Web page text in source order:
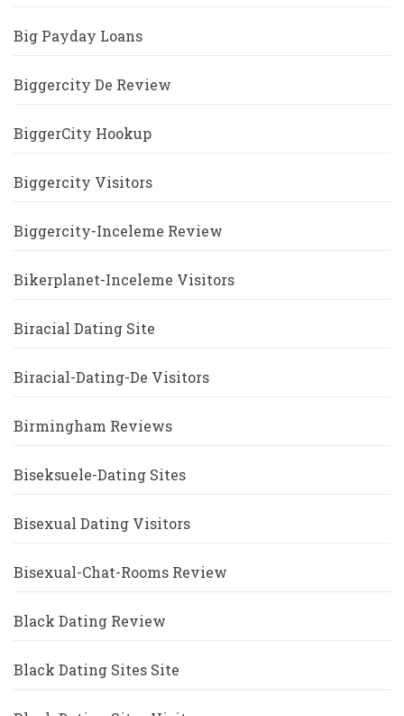
Big Payday Loans
Biggercity De Review
BiggerCity Hookup
Biggercity Visitors
Biggercity-Inceleme Review
Bikerplanet-Inceleme Visitors
Biracial Dating Site
Biracial-Dating-De Visitors
Birmingham Reviews
Biseksuele-Dating Sites
Bisexual Dating Visitors
Bisexual-Chat-Rooms Review
Black Dating Review
Black Dating Sites Site